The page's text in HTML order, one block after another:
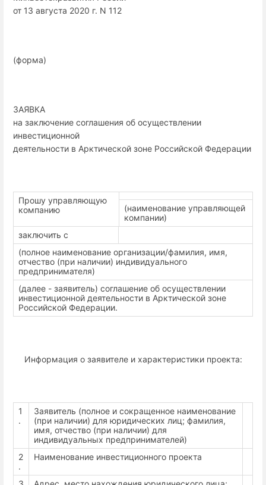
от 13 августа 2020 г. N 112
(форма)
ЗАЯВКА
на заключение соглашения об осуществлении
инвестиционной
деятельности в Арктической зоне Российской Федерации
Прошу управляющую
компанию
(наименование управляющей
компании)
заключить с
(полное наименование организации/фамилия, имя,
отчество (при наличии) индивидуального
предпринимателя)
(далее - заявитель) соглашение об осуществлении
инвестиционной деятельности в Арктической зоне
Российской Федерации.
Информация о заявителе и характеристики проекта:
1
.
Заявитель (полное и сокращенное наименование
(при наличии) для юридических лиц; фамилия,
имя, отчество (при наличии) для
индивидуальных предпринимателей)
2
.
Наименование инвестиционного проекта